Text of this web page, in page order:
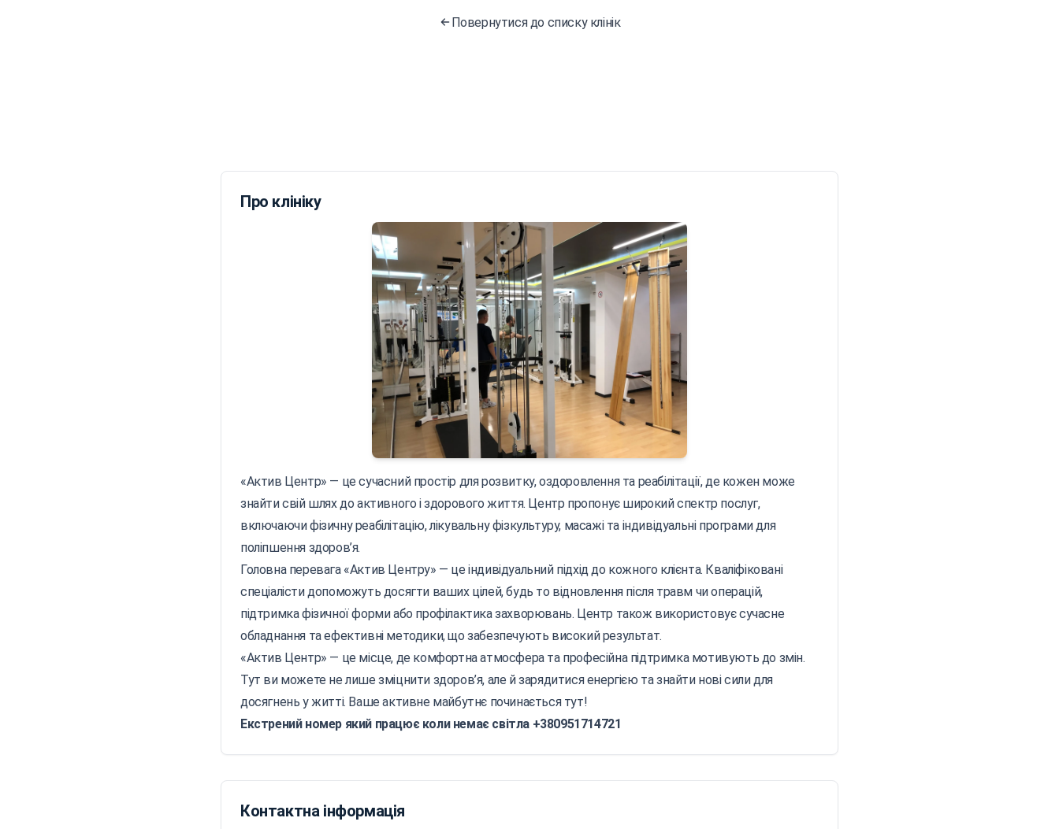
Повернутися до списку клінік
Про клініку
«Актив Центр» — це сучасний простір для розвитку, оздоровлення та реабілітації, де кожен може
знайти свій шлях до активного і здорового життя. Центр пропонує широкий спектр послуг,
включаючи фізичну реабілітацію, лікувальну фізкультуру, масажі та індивідуальні програми для
поліпшення здоров’я.
Головна перевага «Актив Центру» — це індивідуальний підхід до кожного клієнта. Кваліфіковані
спеціалісти допоможуть досягти ваших цілей, будь то відновлення після травм чи операцій,
підтримка фізичної форми або профілактика захворювань. Центр також використовує сучасне
обладнання та ефективні методики, що забезпечують високий результат.
«Актив Центр» — це місце, де комфортна атмосфера та професійна підтримка мотивують до змін.
Тут ви можете не лише зміцнити здоров’я, але й зарядитися енергією та знайти нові сили для
досягнень у житті. Ваше активне майбутнє починається тут!
Екстрений номер який працює коли немає світла +380951714721
Контактна інформація